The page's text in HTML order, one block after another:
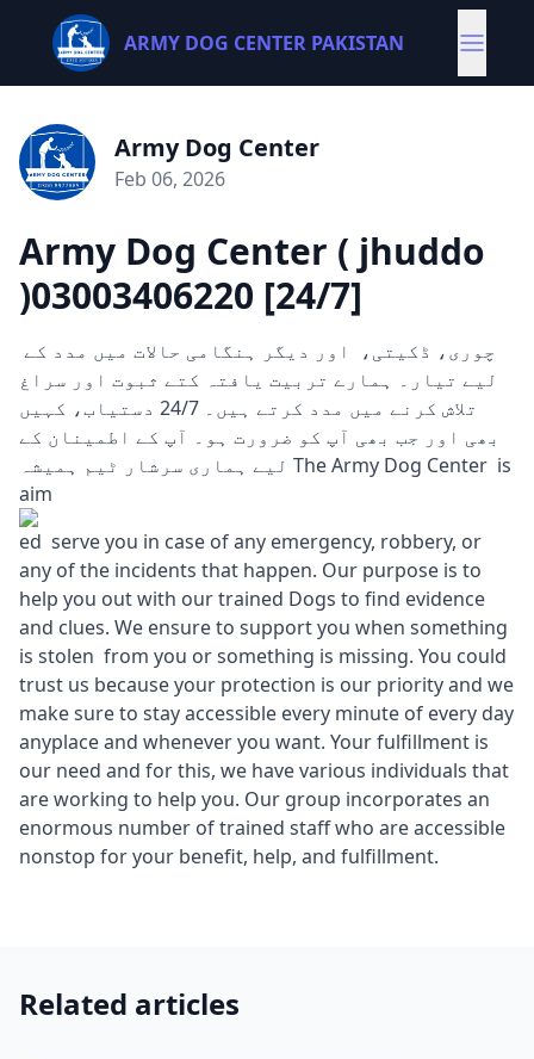
ARMY DOG CENTER PAKISTAN
Army Dog Center
Feb 06, 2026
Army Dog Center ( jhuddo
)03003406220 [24/7]
لیے تیار۔ ہمارے تربیت یافتہ کتے ثبوت اور سراغ
تلاش کرنے میں مدد کرتے ہیں۔ 24/7 دستیاب، کہیں
بھی اور جب بھی آپ کو ضرورت ہو۔ آپ کے اطمینان کے
لیے ہماری سرشار ٹیم ہمیشہ The Army Dog Center is
aim
ed serve you in case of any emergency, robbery, or
any of the incidents that happen. Our purpose is to
help you out with our trained Dogs to find evidence
and clues. We ensure to support you when something
is stolen from you or something is missing. You could
trust us because your protection is our priority and we
make sure to stay accessible every minute of every day
anyplace and whenever you want. Your fulfillment is
our need and for this, we have various individuals that
are working to help you. Our group incorporates an
enormous number of trained staff who are accessible
nonstop for your benefit, help, and fulfillment.
Related articles